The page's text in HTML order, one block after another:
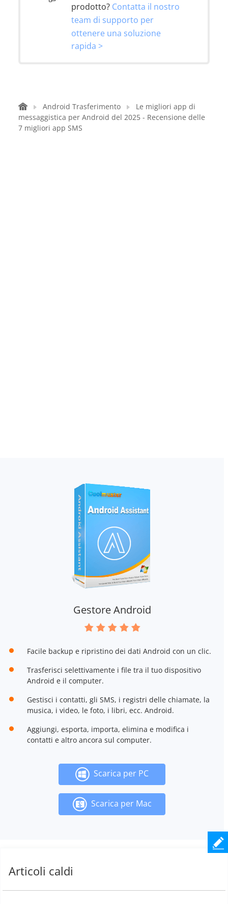
prodotto? Contatta il nostro
team di supporto per
ottenere una soluzione
rapida >
Android Trasferimento
Le migliori app di
messaggistica per Android del 2025 - Recensione delle
7 migliori app SMS
Gestore Android
Facile backup e ripristino dei dati Android con un clic.
Trasferisci selettivamente i file tra il tuo dispositivo
Android e il computer.
Gestisci i contatti, gli SMS, i registri delle chiamate, la
musica, i video, le foto, i libri, ecc. Android.
Aggiungi, esporta, importa, elimina e modifica i
contatti e altro ancora sul computer.
Scarica per PC
Scarica per Mac
Articoli caldi